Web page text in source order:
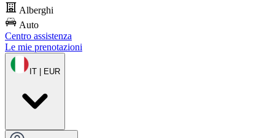
Alberghi
Auto
Centro assistenza
Le mie prenotazioni
IT | EUR